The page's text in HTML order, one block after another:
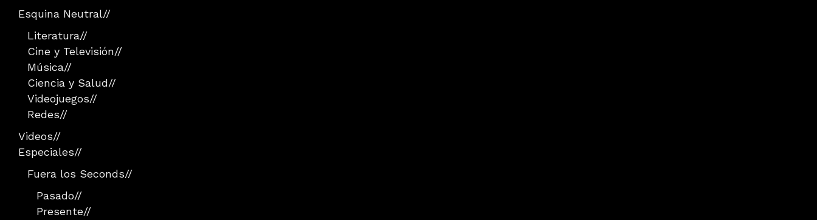
Esquina Neutral//
Literatura//
Cine y Televisión//
Música//
Ciencia y Salud//
Videojuegos//
Redes//
Videos//
Especiales//
Fuera los Seconds//
Pasado//
Presente//